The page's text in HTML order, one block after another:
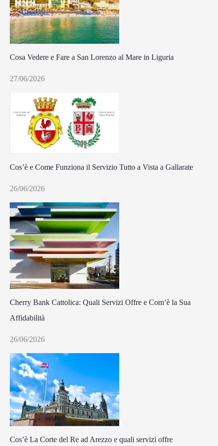
Cosa Vedere e Fare a San Lorenzo al Mare in Liguria
27/06/2026
Cos’è e Come Funziona il Servizio Tutto a Vista a Gallarate
26/06/2026
Cherry Bank Cattolica: Quali Servizi Offre e Com’è la Sua
Affidabilità
26/06/2026
Cos’è La Corte del Re ad Arezzo e quali servizi offre